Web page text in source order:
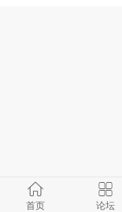
首页 论坛